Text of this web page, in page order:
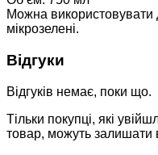
Можна використовувати
мікрозелені.
Відгуки
Відгуків немає, поки що.
Тільки покупці, які
товар, можуть залишати